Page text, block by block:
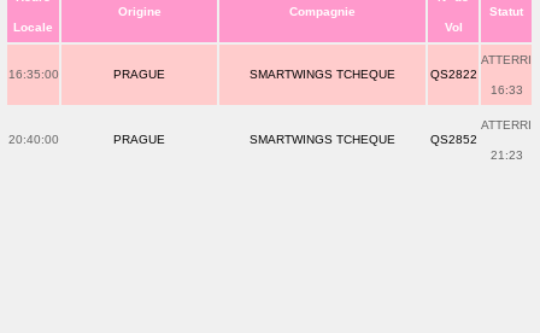
Locale
Origine Compagnie
Vol
Statut
16:35:00 PRAGUE SMARTWINGS TCHEQUE QS2822
ATTERRI
16:33
20:40:00 PRAGUE SMARTWINGS TCHEQUE QS2852
ATTERRI
21:23